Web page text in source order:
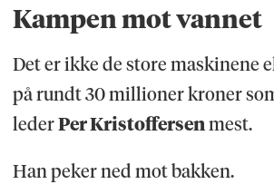
Kampen mot vannet
Det er ikke de store maskinene
på rundt 30 millioner kroner
lederPer Kristoffersen mest.
Han peker ned mot bakken.